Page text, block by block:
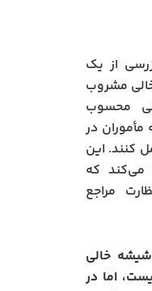
از یک
خالی مشروب
محسوب
در
کنند. این
می‌کند که
مراجع
شیشه خالی
اما در